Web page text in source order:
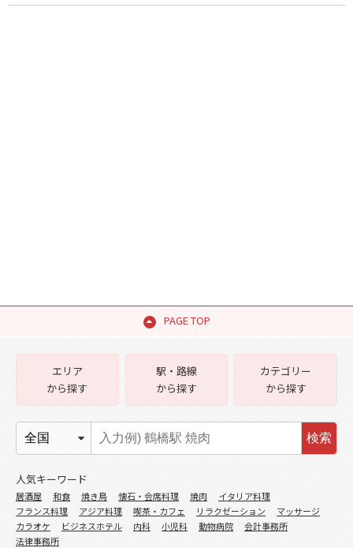
PAGE TOP
エリア
から探す
駅・路線
から探す
カテゴリー
から探す
検索
人気キーワード
居酒屋 和食 焼き鳥 懐石・会席料理 焼肉
イタリア料理
フランス料理
アジア料理 喫茶・カフェ リラクゼーション
マッサージ
カラオケ
ビジネスホテル 内科 小児科 動物病院
会計事務所
法律事務所